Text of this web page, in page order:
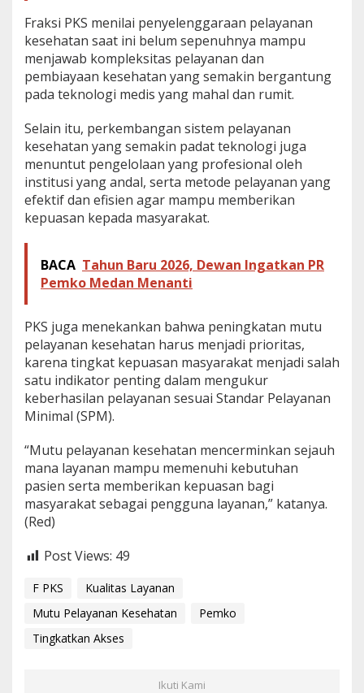
t
a
s
L
a
y
n
a
n
Fraksi PKS menilai penyelenggaraan pelayanan
kesehatan saat ini belum sepenuhnya mampu
menjawab kompleksitas pelayanan dan
pembiayaan kesehatan yang semakin bergantung
pada teknologi medis yang mahal dan rumit.
Selain itu, perkembangan sistem pelayanan
kesehatan yang semakin padat teknologi juga
menuntut pengelolaan yang profesional oleh
institusi yang andal, serta metode pelayanan yang
efektif dan efisien agar mampu memberikan
kepuasan kepada masyarakat.
BACA Tahun Baru 2026, Dewan Ingatkan PR
Pemko Medan Menanti
PKS juga menekankan bahwa peningkatan mutu
pelayanan kesehatan harus menjadi prioritas,
karena tingkat kepuasan masyarakat menjadi salah
satu indikator penting dalam mengukur
keberhasilan pelayanan sesuai Standar Pelayanan
Minimal (SPM).
“Mutu pelayanan kesehatan mencerminkan sejauh
mana layanan mampu memenuhi kebutuhan
pasien serta memberikan kepuasan bagi
masyarakat sebagai pengguna layanan,” katanya.
(Red)
Post Views: 49
F PKS
Kualitas Layanan
Mutu Pelayanan Kesehatan
Pemko
Tingkatkan Akses
Ikuti Kami